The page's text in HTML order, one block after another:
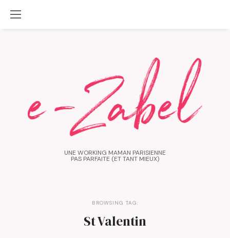
UNE WORKING MAMAN PARISIENNE
PAS PARFAITE (ET TANT MIEUX)
BROWSING TAG:
St Valentin